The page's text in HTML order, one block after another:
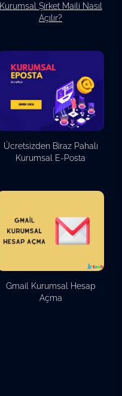
Kurumsal Şirket Maili Nasıl
Açılır?
Ücretsizden Biraz Pahalı
Kurumsal E-Posta
Gmail Kurumsal Hesap
Açma